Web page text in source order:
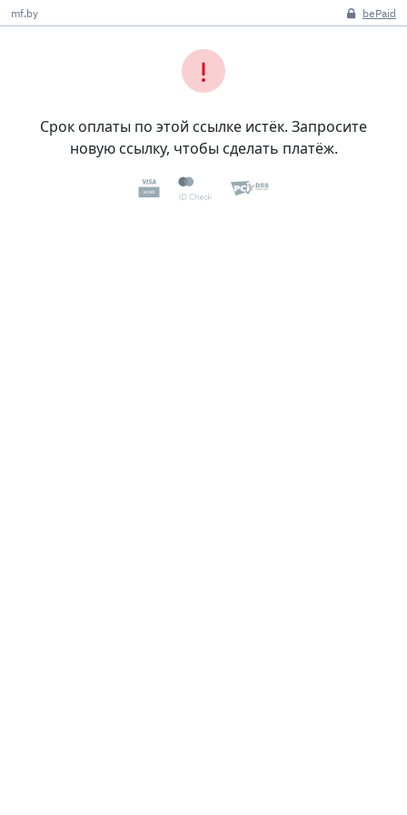
mf.by bePaid
Срок оплаты по этой ссылке истёк. Запросите
новую ссылку, чтобы сделать платёж.